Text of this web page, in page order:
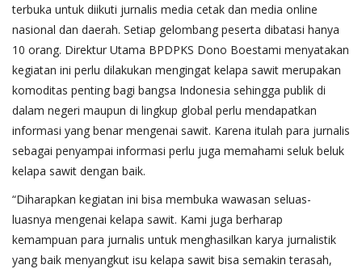
terbuka untuk diikuti jurnalis media cetak dan media online
nasional dan daerah. Setiap gelombang peserta dibatasi hanya
10 orang. Direktur Utama BPDPKS Dono Boestami menyatakan
kegiatan ini perlu dilakukan mengingat kelapa sawit merupakan
komoditas penting bagi bangsa Indonesia sehingga publik di
dalam negeri maupun di lingkup global perlu mendapatkan
informasi yang benar mengenai sawit. Karena itulah para jurnalis
sebagai penyampai informasi perlu juga memahami seluk beluk
kelapa sawit dengan baik.
“Diharapkan kegiatan ini bisa membuka wawasan seluas-
luasnya mengenai kelapa sawit. Kami juga berharap
kemampuan para jurnalis untuk menghasilkan karya jurnalistik
yang baik menyangkut isu kelapa sawit bisa semakin terasah,